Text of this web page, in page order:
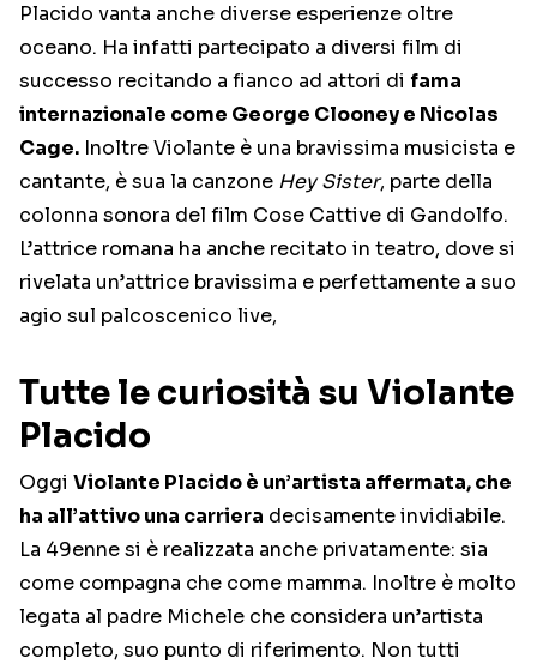
Placido vanta anche diverse esperienze oltre
oceano. Ha infatti partecipato a diversi film di
successo recitando a fianco ad attori di fama
internazionale come George Clooney e Nicolas
Cage. Inoltre Violante è una bravissima musicista e
cantante, è sua la canzone Hey Sister, parte della
colonna sonora del film Cose Cattive di Gandolfo.
L’attrice romana ha anche recitato in teatro, dove si
rivelata un’attrice bravissima e perfettamente a suo
agio sul palcoscenico live,
Tutte le curiosità su Violante
Placido
Oggi Violante Placido è un’artista affermata, che
ha all’attivo una carriera decisamente invidiabile.
La 49enne si è realizzata anche privatamente: sia
come compagna che come mamma. Inoltre è molto
legata al padre Michele che considera un’artista
completo, suo punto di riferimento. Non tutti